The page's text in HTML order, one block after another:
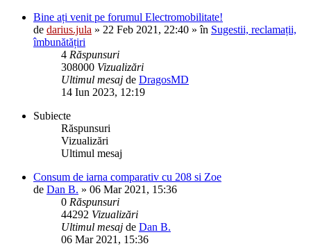
Bine ați venit pe forumul Electromobilitate!
de darius.jula » 22 Feb 2021, 22:40 » în Sugestii, reclamații,
îmbunătățiri
4 Răspunsuri
308000 Vizualizări
Ultimul mesaj de DragosMD
14 Iun 2023, 12:19
Subiecte
Răspunsuri
Vizualizări
Ultimul mesaj
Consum de iarna comparativ cu 208 si Zoe
de Dan B. » 06 Mar 2021, 15:36
0 Răspunsuri
44292 Vizualizări
Ultimul mesaj de Dan B.
06 Mar 2021, 15:36